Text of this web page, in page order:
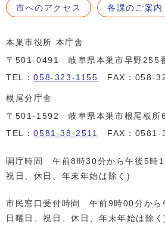
市へのアクセス 各課のご案内
本巣市役所 本庁舎
〒501-0491 岐阜県本巣市早野255
TEL：058-323-1155 FAX：058-
根尾分庁舎
〒501-1592 岐阜県本巣市根尾板所
TEL：0581-38-2511 FAX：0581-
開庁時間 午前8時30分から午後5時
祝日、休日、年末年始は除く)
市民窓口受付時間 午前9時00分から
日曜日、祝日、休日、年末年始は除く